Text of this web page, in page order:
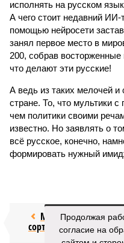
исполнять на русском
А чего стоит недавний ИИ-
помощью нейросети
занял первое место в
200, собрав
что делают эти русские!
А ведь из таких мелочей
стране. То, что мультики
чем политики своими
известно. Но заявлять о
всё русское, конечно,
формировать нужный
Мочить в
сортире
Продолжая
согласие на